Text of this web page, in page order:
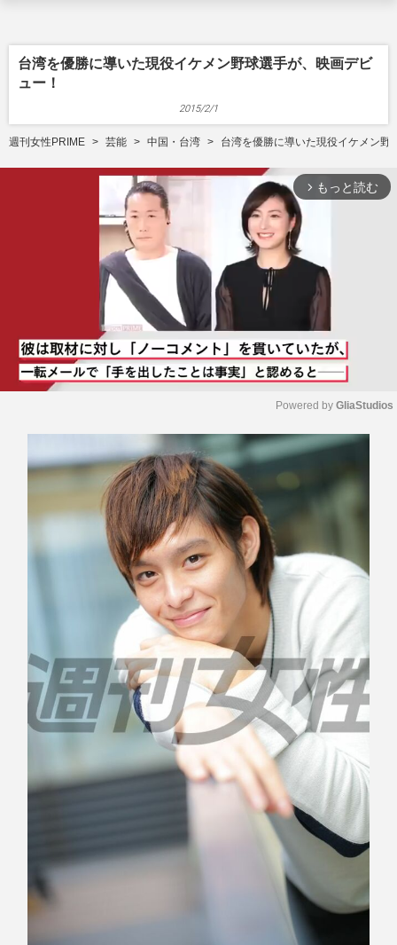
台湾を優勝に導いた現役イケメン野球選手が、映画デビ
ュー！
2015/2/1
週刊女性PRIME 芸能 中国・台湾 台湾を優勝に導いた現役イケメン野
arrow_forward_ios もっと読む
M
Powered by GliaStudios